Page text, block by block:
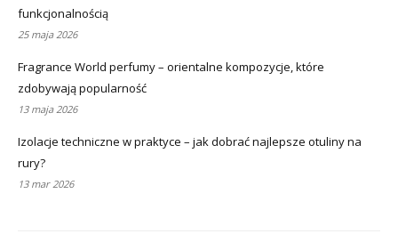
funkcjonalnością
25 maja 2026
Fragrance World perfumy – orientalne kompozycje, które
zdobywają popularność
13 maja 2026
Izolacje techniczne w praktyce – jak dobrać najlepsze otuliny na
rury?
13 mar 2026